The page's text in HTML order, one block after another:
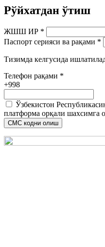
Рўйхатдан ўтиш
ЖШШ ИР *
Паспорт серияси ва рақами *
Тизимда келгусида
Телефон рақами *
+998
Ўзбекистон
платформа орқали шахсимга
CМС кодни олиш